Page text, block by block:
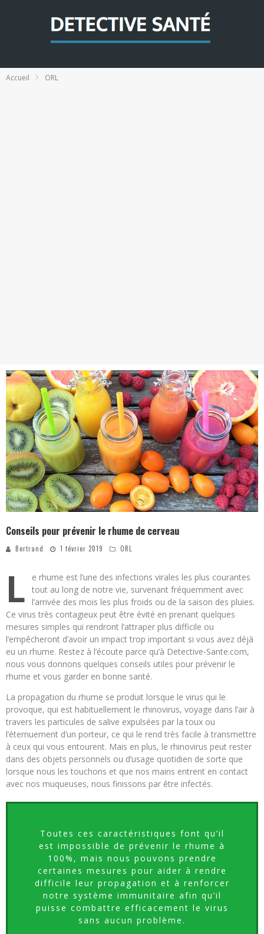
Accueil ORL
Conseils pour prévenir le rhume de cerveau
Bertrand 1 février 2019 ORL
L
e rhume est l’une des infections virales les plus courantes
tout au long de notre vie, survenant fréquemment avec
l’arrivée des mois les plus froids ou de la saison des pluies.
Ce virus très contagieux peut être évité en prenant quelques
mesures simples qui rendront l’attraper plus difficile ou
l’empêcheront d’avoir un impact trop important si vous avez déjà
eu un rhume. Restez à l’écoute parce qu’à Detective-Sante.com,
nous vous donnons quelques conseils utiles pour prévenir le
rhume et vous garder en bonne santé.
La propagation du rhume se produit lorsque le virus qui le
provoque, qui est habituellement le rhinovirus, voyage dans l’air à
travers les particules de salive expulsées par la toux ou
l’éternuement d’un porteur, ce qui le rend très facile à transmettre
à ceux qui vous entourent. Mais en plus, le rhinovirus peut rester
dans des objets personnels ou d’usage quotidien de sorte que
lorsque nous les touchons et que nos mains entrent en contact
avec nos muqueuses, nous finissons par être infectés.
Toutes ces caractéristiques font qu’il
est impossible de prévenir le rhume à
100%, mais nous pouvons prendre
certaines mesures pour aider à rendre
difficile leur propagation et à renforcer
notre système immunitaire afin qu’il
puisse combattre efficacement le virus
sans aucun problème.